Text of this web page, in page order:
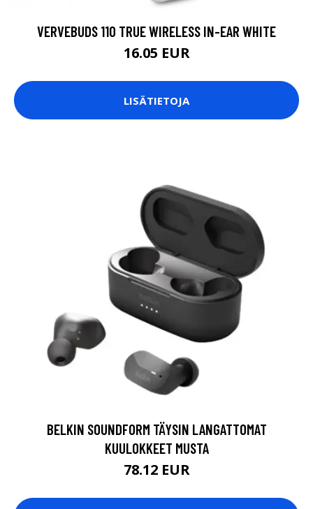
VERVEBUDS 110 TRUE WIRELESS IN-EAR WHITE
16.05 EUR
LISÄTIETOJA
BELKIN SOUNDFORM TÄYSIN LANGATTOMAT
KUULOKKEET MUSTA
78.12 EUR